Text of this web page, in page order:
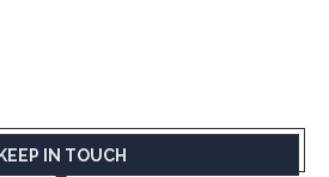
KEEP IN TOUCH